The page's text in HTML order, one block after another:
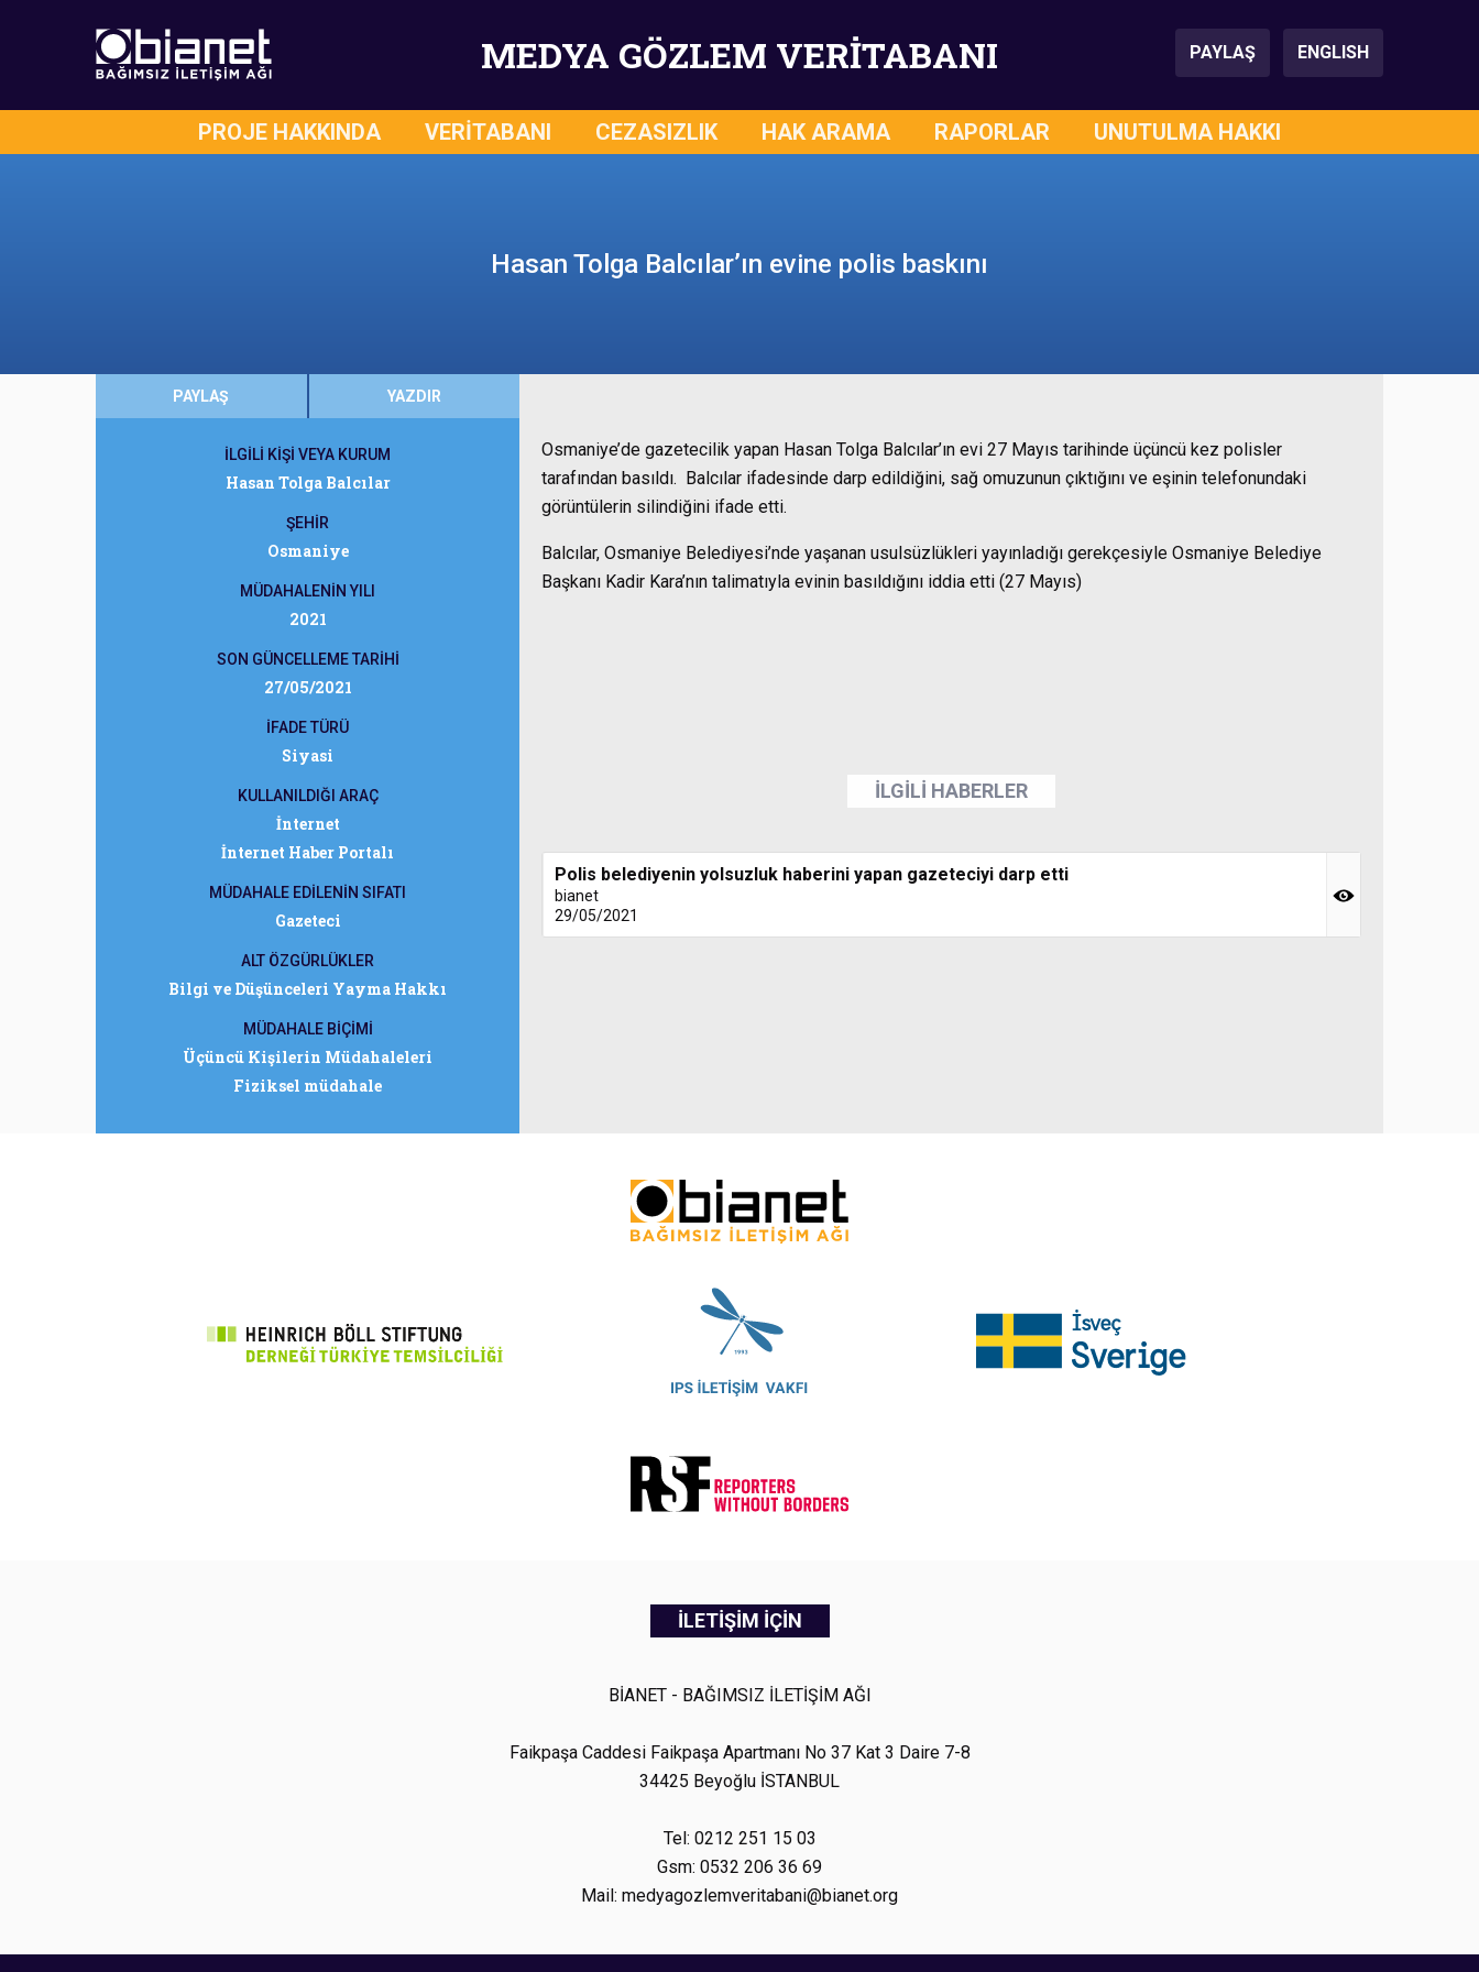
MEDYA GÖZLEM VERİTABANI PAYLAŞ ENGLISH
PROJE HAKKINDA VERİTABANI CEZASIZLIK HAK ARAMA RAPORLAR UNUTULMA HAKKI
Hasan Tolga Balcılar’ın evine polis baskını
PAYLAŞ YAZDIR
İLGİLİ KİŞİ VEYA KURUM
Hasan Tolga Balcılar
ŞEHİR
Osmaniye
MÜDAHALENİN YILI
2021
SON GÜNCELLEME TARİHİ
27/05/2021
İFADE TÜRÜ
Siyasi
KULLANILDIĞI ARAÇ
İnternet
İnternet Haber Portalı
MÜDAHALE EDİLENİN SIFATI
Gazeteci
ALT ÖZGÜRLÜKLER
Bilgi ve Düşünceleri Yayma Hakkı
MÜDAHALE BİÇİMİ
Üçüncü Kişilerin Müdahaleleri
Fiziksel müdahale
Osmaniye’de gazetecilik yapan Hasan Tolga Balcılar’ın evi 27 Mayıs tarihinde üçüncü kez polisler
tarafından basıldı. Balcılar ifadesinde darp edildiğini, sağ omuzunun çıktığını ve eşinin telefonundaki
görüntülerin silindiğini ifade etti.
Balcılar, Osmaniye Belediyesi’nde yaşanan usulsüzlükleri yayınladığı gerekçesiyle Osmaniye Belediye
Başkanı Kadir Kara’nın talimatıyla evinin basıldığını iddia etti (27 Mayıs)
İLGİLİ HABERLER
Polis belediyenin yolsuzluk haberini yapan gazeteciyi darp etti
bianet
29/05/2021
İLETİŞİM İÇİN
BİANET - BAĞIMSIZ İLETİŞİM AĞI
Faikpaşa Caddesi Faikpaşa Apartmanı No 37 Kat 3 Daire 7-8
34425 Beyoğlu İSTANBUL
Tel: 0212 251 15 03
Gsm: 0532 206 36 69
Mail: medyagozlemveritabani@bianet.org